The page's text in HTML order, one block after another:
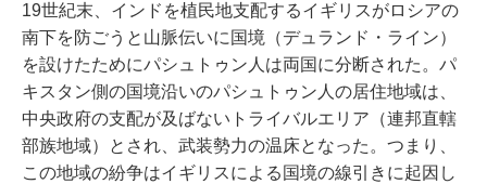
19世紀末、インドを植民地支配するイギリスがロシアの
南下を防ごうと山脈伝いに国境（デュランド・ライン）
を設けたためにパシュトゥン人は両国に分断された。パ
キスタン側の国境沿いのパシュトゥン人の居住地域は、
中央政府の支配が及ばないトライバルエリア（連邦直轄
部族地域）とされ、武装勢力の温床となった。つまり、
この地域の紛争はイギリスによる国境の線引きに起因し